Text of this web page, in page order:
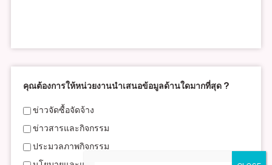
คุณต้องการให้หน่วยงานนำเสนอข้อมูลด้านใดมากที่สุด ?
ข่าวจัดซื้อจัดจ้าง
ข่าวสารและกิจกรรม
ประมวลภาพกิจกรรม